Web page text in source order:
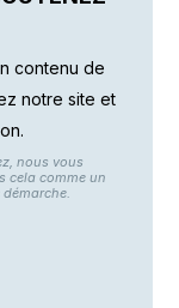
contenu de
notre site et
nous vous
cela comme un